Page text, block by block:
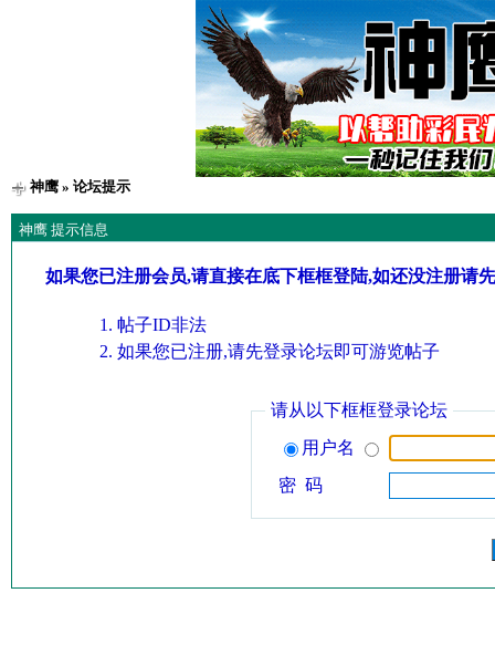
神鹰» 论坛提示
神鹰 提示信息
如果您已注册会员,请直接在底下框框登陆,如还没注册请
帖子ID非法
如果您已注册,请先登录论坛即可游览帖子
请从以下框框登录论坛
用户名
密 码